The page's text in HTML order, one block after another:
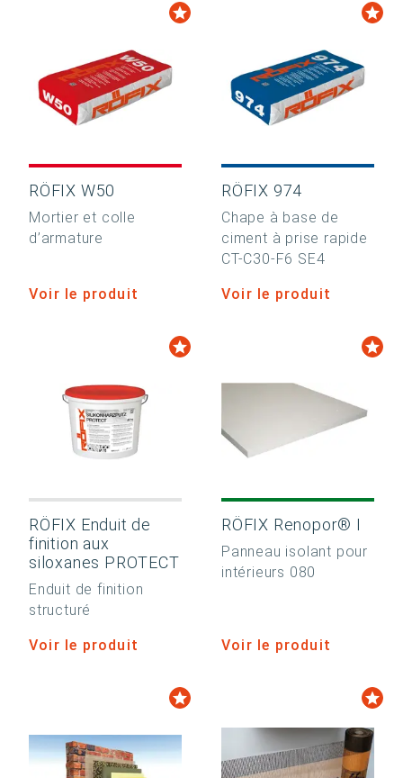
RÖFIX W50
Mortier et colle
d’armature
Voir le produit
RÖFIX 974
Chape à base de
ciment à prise rapide
CT-C30-F6 SE4
Voir le produit
RÖFIX Enduit de
finition aux
siloxanes PROTECT
Enduit de finition
structuré
Voir le produit
RÖFIX Renopor® I
Panneau isolant pour
intérieurs 080
Voir le produit